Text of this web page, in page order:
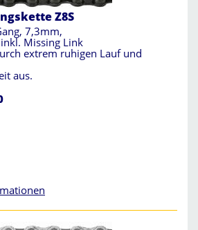
Z8S
7,3mm,
Missing Link
extrem ruhigen Lauf und
aus.